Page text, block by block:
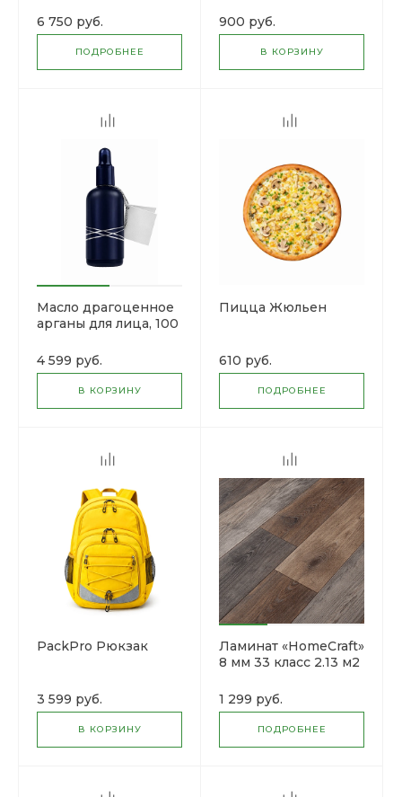
6 750 руб.
ПОДРОБНЕЕ
900 руб.
В КОРЗИНУ
Масло драгоценное
арганы для лица, 100
4 599 руб.
В КОРЗИНУ
Пицца Жюльен
610 руб.
ПОДРОБНЕЕ
PackPro Рюкзак
3 599 руб.
В КОРЗИНУ
Ламинат «HomeCraft»
8 мм 33 класс 2.13 м2
1 299 руб.
ПОДРОБНЕЕ